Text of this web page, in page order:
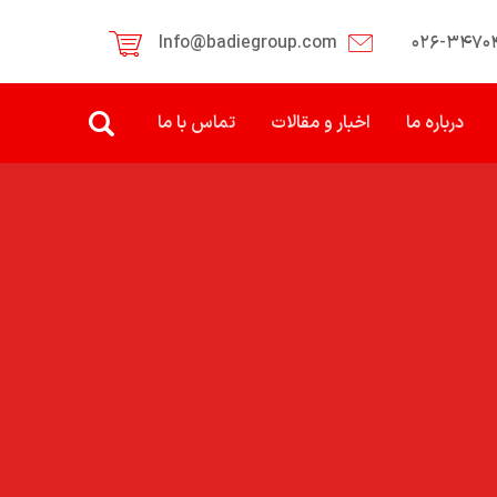
Info@badiegroup.com
درباره ما اخبار و مقالات تماس با ما